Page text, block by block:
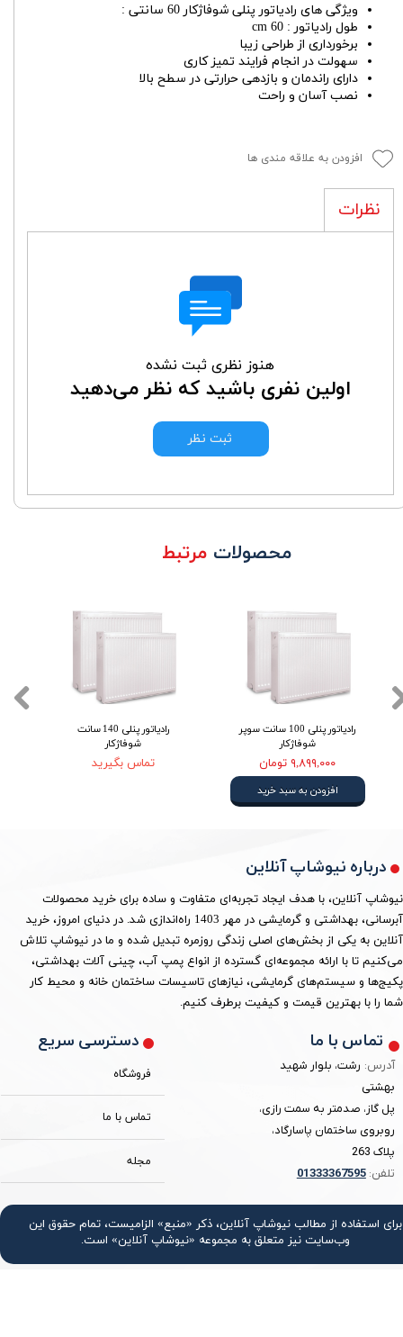
ویژگی های رادیاتور پنلی شوفاژکار 60 سانتی :
طول رادیاتور : 60 cm
برخورداری از طراحی زیبا
سهولت در انجام فرایند تمیز کاری
دارای راندمان و بازدهی حرارتی در سطح بالا
نصب آسان و راحت
افزودن به علاقه مندی ها
نظرات
هنوز نظری ثبت نشده
اولین نفری باشید که نظر می‌دهید
ثبت نظر
رادیاتور پنلی 140 سانت
شوفاژکار
تماس بگیرید
رادیاتور پنلی 100 سانت سوپر
شوفاژکار
۹,۸۹۹,۰۰۰ تومان
افزودن به سبد خرید
محصولات مرتبط
برای استفاده از مطالب نیوشاپ آنلاین، ذکر «منبع» الزامیست، تمام حقوق اين
وب‌سايت نیز متعلق به مجموعه «نیوشاپ آنلاین» است.
درباره نیوشاپ آنلاین
نیوشاپ آنلاین، با هدف ایجاد تجربه‌ای متفاوت و ساده برای خرید محصولات
آبرسانی، بهداشتی و گرمایشی در مهر 1403 راه‌اندازی شد. در دنیای امروز، خرید
آنلاین به یکی از بخش‌های اصلی زندگی روزمره تبدیل شده و ما در نیوشاپ تلاش
می‌کنیم تا با ارائه مجموعه‌ای گسترده از انواع پمپ آب، چینی آلات بهداشتی،
پکیج‌ها و سیستم‌های گرمایشی، نیازهای تاسیسات ساختمان خانه و محیط کار
شما را با بهترین قیمت و کیفیت برطرف کنیم.
دسترسی سریع
فروشگاه
تماس با ما
مجله
تماس با ما
آدرس: رشت، بلوار شهید
بهشتی
پل گاز، صدمتر به سمت رازی،
روبروی ساختمان پاسارگاد،
پلاک 263
تلفن:
01333367595